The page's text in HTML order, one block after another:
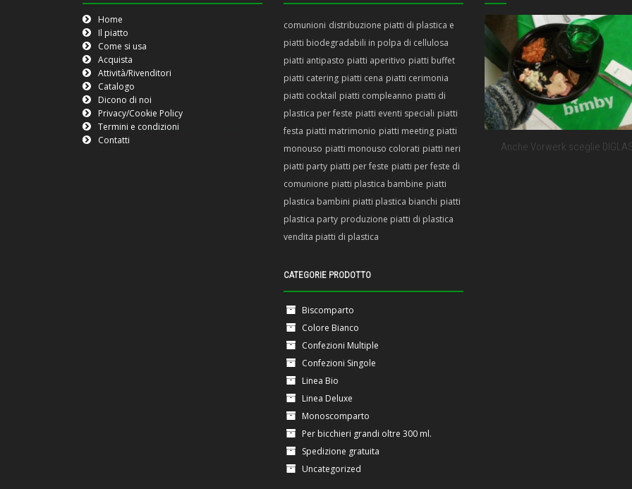
Home
Il piatto
Come si usa
Acquista
Attività/Rivenditori
Catalogo
Dicono di noi
Privacy/Cookie Policy
Termini e condizioni
Contatti
comunioni distribuzione piatti di plastica e
piatti biodegradabili in polpa di cellulosa
piatti antipasto piatti aperitivo piatti buffet
piatti catering piatti cena piatti cerimonia
piatti cocktail piatti compleanno piatti di
plastica per feste piatti eventi speciali piatti
festa piatti matrimonio piatti meeting piatti
monouso piatti monouso colorati piatti neri
piatti party piatti per feste piatti per feste di
comunione piatti plastica bambine piatti
plastica bambini piatti plastica bianchi piatti
plastica party produzione piatti di plastica
vendita piatti di plastica
CATEGORIE PRODOTTO
Biscomparto
Colore Bianco
Confezioni Multiple
Confezioni Singole
Linea Bio
Linea Deluxe
Monoscomparto
Per bicchieri grandi oltre 300 ml.
Spedizione gratuita
Uncategorized
Anche Vorwerk sceglie